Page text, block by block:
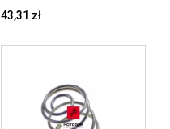
43,31 zł